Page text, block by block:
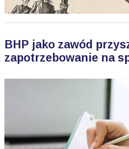
BHP jako zawód
zapotrzebowanie na